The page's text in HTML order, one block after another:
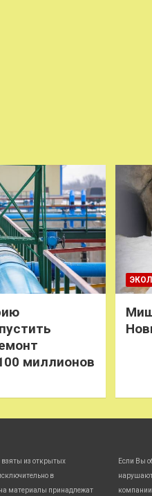
миллионов
из открытых
в
материалы принадлежат
Если Вы
компании